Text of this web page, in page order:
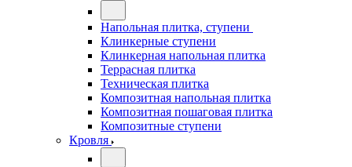
Напольная плитка, ступени
Клинкерные ступени
Клинкерная напольная плитка
Террасная плитка
Техническая плитка
Композитная напольная плитка
Композитная пошаговая плитка
Композитные ступени
Кровля